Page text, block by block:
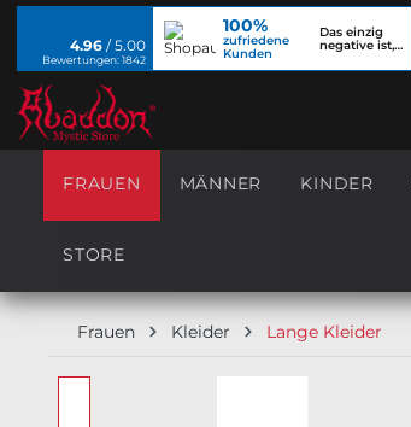
Zur Hauptnavigation springen
4.96 / 5.00
Bewertungen: 1842
100%
zufriedene
Kunden
Das einzig
negative ist,
FRAUEN MÄNNER KINDER
STORE
Frauen Kleider Lange Kleider